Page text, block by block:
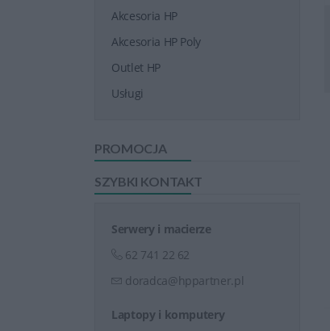
Akcesoria HP
Akcesoria HP Poly
Outlet HP
Usługi
PROMOCJA
SZYBKI KONTAKT
Serwery i macierze
62 741 22 62
doradca@hppartner.pl
Laptopy i komputery